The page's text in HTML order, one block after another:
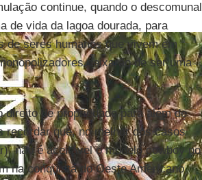
continue, quando o descomunal
de vida da lagoa dourada, para
de seres humanos que vivem em
deixarão de ser uma
de propriedade para além de
que, no melhor dos casos
não é aceitável o modelo cowboy no
na conquista do Oeste Americano